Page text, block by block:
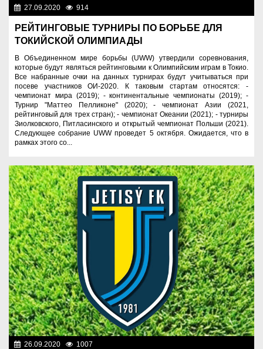
27.09.2020 914
РЕЙТИНГОВЫЕ ТУРНИРЫ ПО БОРЬБЕ ДЛЯ
ТОКИЙСКОЙ ОЛИМПИАДЫ
В Объединенном мире борьбы (UWW) утвердили соревнования,
которые будут являться рейтинговыми к Олимпийским играм в Токио.
Все набранные очки на данных турнирах будут учитываться при
посеве участников ОИ-2020. К таковым стартам относятся: -
чемпионат мира (2019); - континентальные чемпионаты (2019); -
Турнир "Маттео Пелликоне" (2020); - чемпионат Азии (2021,
рейтинговый для трех стран); - чемпионат Океании (2021); - турниры
Зиолковского, Питласинского и открытый чемпионат Польши (2021).
Следующее собрание UWW проведет 5 октября. Ожидается, что в
рамках этого со...
26.09.2020 1007